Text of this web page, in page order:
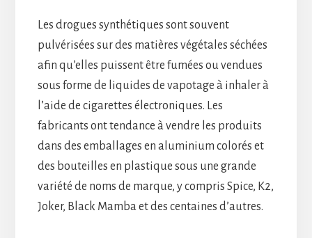
Les drogues synthétiques sont souvent
pulvérisées sur des matières végétales séchées
afin qu’elles puissent être fumées ou vendues
sous forme de liquides de vapotage à inhaler à
l’aide de cigarettes électroniques. Les
fabricants ont tendance à vendre les produits
dans des emballages en aluminium colorés et
des bouteilles en plastique sous une grande
variété de noms de marque, y compris Spice, K2,
Joker, Black Mamba et des centaines d’autres.